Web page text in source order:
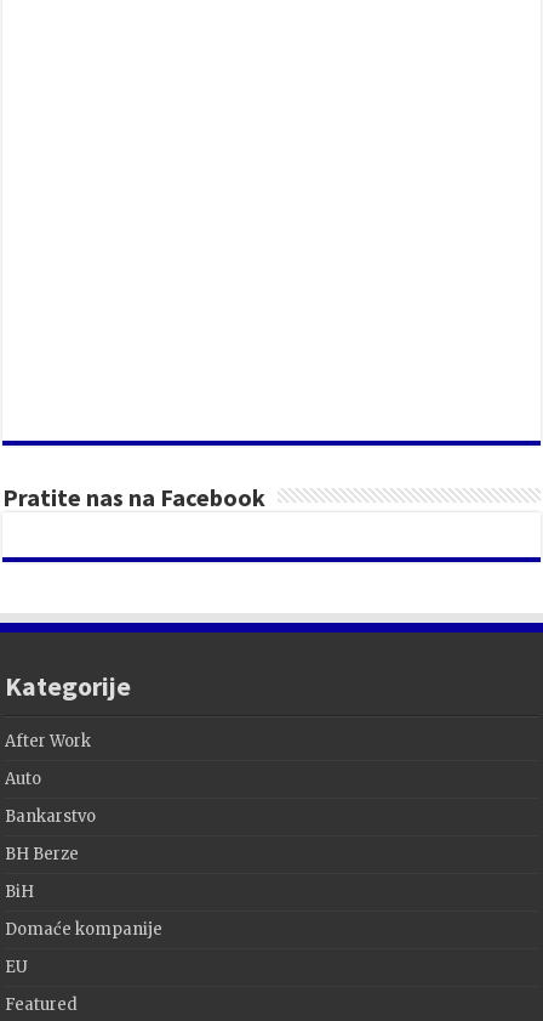
Pratite nas na Facebook
Kategorije
After Work
Auto
Bankarstvo
BH Berze
BiH
Domaće kompanije
EU
Featured